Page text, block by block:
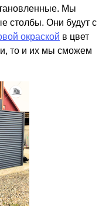
Мы
столбы. Они будут с
окраской в цвет
то и их мы сможем